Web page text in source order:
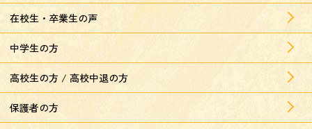
在校生・卒業生の声
中学生の方
高校生の方 / 高校中退の方
保護者の方